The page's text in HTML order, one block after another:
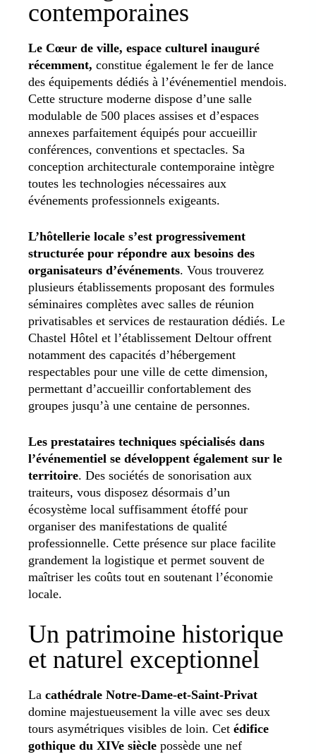
contemporaines
Le Cœur de ville, espace culturel inauguré
récemment, constitue également le fer de lance
des équipements dédiés à l’événementiel mendois.
Cette structure moderne dispose d’une salle
modulable de 500 places assises et d’espaces
annexes parfaitement équipés pour accueillir
conférences, conventions et spectacles. Sa
conception architecturale contemporaine intègre
toutes les technologies nécessaires aux
événements professionnels exigeants.
L’hôtellerie locale s’est progressivement
structurée pour répondre aux besoins des
organisateurs d’événements. Vous trouverez
plusieurs établissements proposant des formules
séminaires complètes avec salles de réunion
privatisables et services de restauration dédiés. Le
Chastel Hôtel et l’établissement Deltour offrent
notamment des capacités d’hébergement
respectables pour une ville de cette dimension,
permettant d’accueillir confortablement des
groupes jusqu’à une centaine de personnes.
Les prestataires techniques spécialisés dans
l’événementiel se développent également sur le
territoire. Des sociétés de sonorisation aux
traiteurs, vous disposez désormais d’un
écosystème local suffisamment étoffé pour
organiser des manifestations de qualité
professionnelle. Cette présence sur place facilite
grandement la logistique et permet souvent de
maîtriser les coûts tout en soutenant l’économie
locale.
Un patrimoine historique
et naturel exceptionnel
La cathédrale Notre-Dame-et-Saint-Privat
domine majestueusement la ville avec ses deux
tours asymétriques visibles de loin. Cet édifice
gothique du XIVe siècle possède une nef